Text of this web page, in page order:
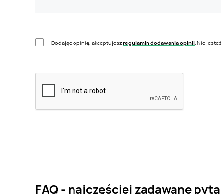
Dodając opinię, akceptujeszregulamin dodawania opinii . Nie
FAQ - najczęściej zadawane